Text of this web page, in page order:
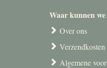
Waar kunnen we
Over ons
Verzendkosten
Algemene